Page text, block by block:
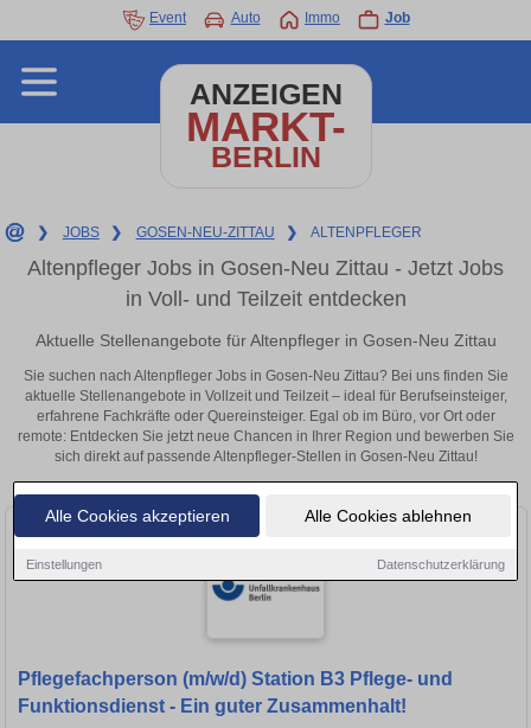
Alle Cookies akzeptieren Alle Cookies ablehnen
Einstellungen Datenschutzerklärung
Event Auto Immo Job
ANZEIGEN
MARKT-
BERLIN
❯ JOBS ❯ GOSEN-NEU-ZITTAU ❯ ALTENPFLEGER
Altenpfleger Jobs in Gosen-Neu Zittau - Jetzt Jobs
in Voll- und Teilzeit entdecken
Aktuelle Stellenangebote für Altenpfleger in Gosen-Neu Zittau
Sie suchen nach Altenpfleger Jobs in Gosen-Neu Zittau? Bei uns finden Sie
aktuelle Stellenangebote in Vollzeit und Teilzeit – ideal für Berufseinsteiger,
erfahrene Fachkräfte oder Quereinsteiger. Egal ob im Büro, vor Ort oder
remote: Entdecken Sie jetzt neue Chancen in Ihrer Region und bewerben Sie
sich direkt auf passende Altenpfleger-Stellen in Gosen-Neu Zittau!
Pflegefachperson (m/w/d) Station B3 Pflege- und
Funktionsdienst - Ein guter Zusammenhalt!